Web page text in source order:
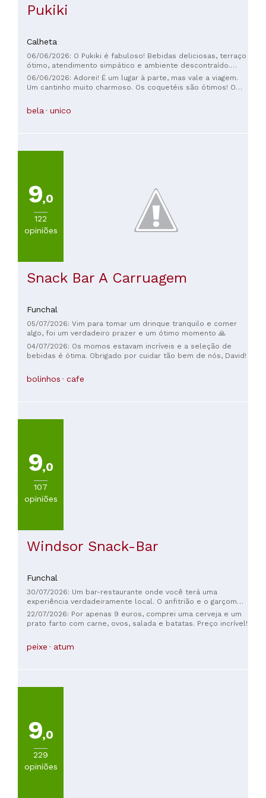
Pukiki
Calheta
06/06/2026: O Pukiki é fabuloso! Bebidas deliciosas, terraço
ótimo, atendimento simpático e ambiente descontraído.
Adoro bares tiki e este foi uma delícia. Adoraria voltar!
06/06/2026: Adorei! É um lugar à parte, mas vale a viagem.
Um cantinho muito charmoso. Os coquetéis são ótimos! O
excelentes. Os produtos à venda também são incríveis! Todo
mundo deveria ir lá se visitar a Madeira.
bela unico
9,0
122
opiniões
Snack Bar A Carruagem
Funchal
05/07/2026: Vim para tomar um drinque tranquilo e comer
algo, foi um verdadeiro prazer e um ótimo momento 🙏
04/07/2026: Os momos estavam incríveis e a seleção de
bebidas é ótima. Obrigado por cuidar tão bem de nós, David!
bolinhos cafe
9,0
107
opiniões
Windsor Snack-Bar
Funchal
30/07/2026: Um bar-restaurante onde você terá uma
experiência verdadeiramente local. O anfitrião e o garçom
foram muito simpáticos, e os preços são ótimos! Não se
assuste com a aparência externa do lugar, vale muito a pena
a visita!
22/07/2026: Por apenas 9 euros, comprei uma cerveja e um
prato farto com carne, ovos, salada e batatas. Preço incrível!
peixe atum
9,0
229
opiniões